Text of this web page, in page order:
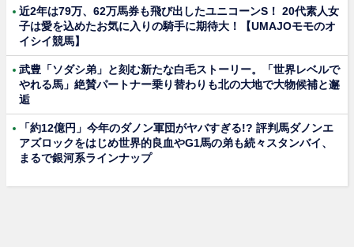
近2年は79万、62万馬券も飛び出したユニコーンS！ 20代素人女
子は愛を込めたお気に入りの騎手に期待大！【UMAJOモモのオ
イシイ競馬】
武豊「ソダシ弟」と刻む新たな白毛ストーリー。「世界レベルで
やれる馬」絶賛パートナー乗り替わりも北の大地で大物候補と邂
逅
「約12億円」今年のダノン軍団がヤバすぎる!? 評判馬ダノンエ
アズロックをはじめ世界的良血やG1馬の弟も続々スタンバイ、
まるで銀河系ラインナップ